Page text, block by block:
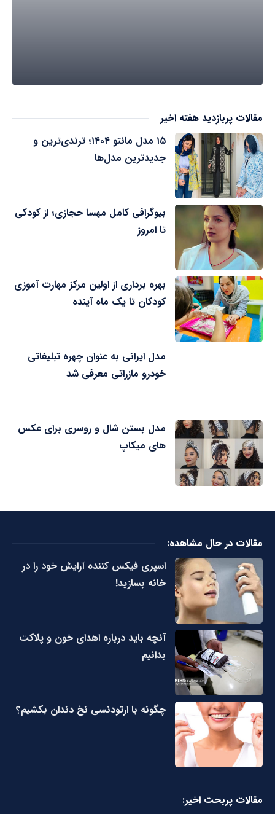
مقالات پربازدید هفته اخیر
۱۵ مدل مانتو ۱۴۰۴؛ ترندی‌ترین و
جدیدترین مدل‌ها
بیوگرافی کامل مهسا حجازی؛ از کودکی
تا امروز
بهره برداری از اولین مرکز مهارت آموزی
کودکان تا یک ماه آینده
مدل ایرانی به عنوان چهره تبلیغاتی
خودرو مازراتی معرفی شد
مدل بستن شال و روسری برای عکس
های میکاپ
مقالات در حال مشاهده:
اسپری فیکس کننده آرایش خود را در
خانه بسازید!
آنچه باید درباره اهدای خون و پلاکت
بدانیم
چگونه با ارتودنسی نخ دندان بکشیم؟
مقالات پربحت اخیر: